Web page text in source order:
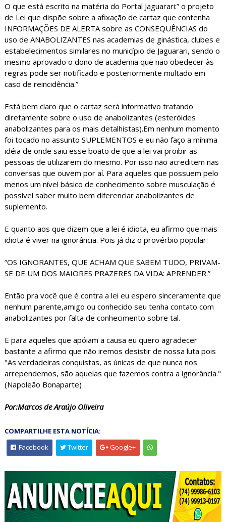
O que está escrito na matéria do Portal Jaguarari:” o projeto
de Lei que dispõe sobre a afixação de cartaz que contenha
INFORMAÇÕES DE ALERTA sobre as CONSEQUÊNCIAS do
uso de ANABOLIZANTES nas academias de ginástica, clubes e
estabelecimentos similares no município de Jaguarari, sendo o
mesmo aprovado o dono de academia que não obedecer às
regras pode ser notificado e posteriormente multado em
caso de reincidência.”
Está bem claro que o cartaz será informativo tratando
diretamente sobre o uso de anabolizantes (esteróides
anabolizantes para os mais detalhistas).Em nenhum momento
foi tocado no assunto SUPLEMENTOS e eu não faço a mínima
idéia de onde saiu esse boato de que a lei vai proibir as
pessoas de utilizarem do mesmo. Por isso não acreditem nas
conversas que ouvem por aí. Para aqueles que possuem pelo
menos um nível básico de conhecimento sobre musculação é
possível saber muito bem diferenciar anabolizantes de
suplemento.
E quanto aos que dizem que a lei é idiota, eu afirmo que mais
idiota é viver na ignorância. Pois já diz o provérbio popular:
“OS IGNORANTES, QUE ACHAM QUE SABEM TUDO, PRIVAM-
SE DE UM DOS MAIORES PRAZERES DA VIDA: APRENDER.”
Então pra você que é contra a lei eu espero sinceramente que
nenhum parente,amigo ou conhecido seu tenha contato com
anabolizantes por falta de conhecimento sobre tal.
E para aqueles que apóiam a causa eu quero agradecer
bastante a afirmo que não iremos desistir de nossa luta pois
"As verdadeiras conquistas, as únicas de que nunca nos
arrependemos, são aquelas que fazemos contra a ignorância."
(Napoleão Bonaparte)
Por:Marcos de Araújo Oliveira
COMPARTILHE ESTA NOTÍCIA:
Facebook
Twitter Google+